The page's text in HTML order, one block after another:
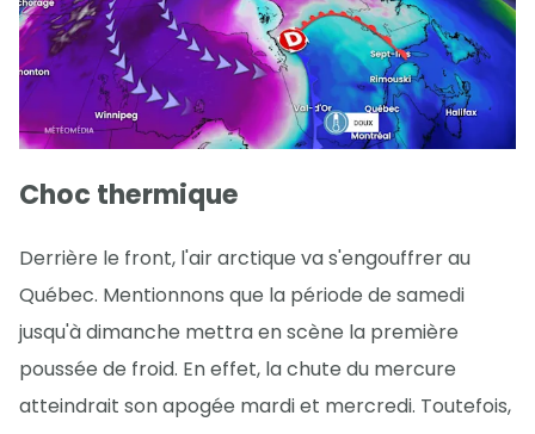
Choc thermique
Derrière le front, l'air arctique va s'engouffrer au
Québec. Mentionnons que la période de samedi
jusqu'à dimanche mettra en scène la première
poussée de froid. En effet, la chute du mercure
atteindrait son apogée mardi et mercredi. Toutefois,